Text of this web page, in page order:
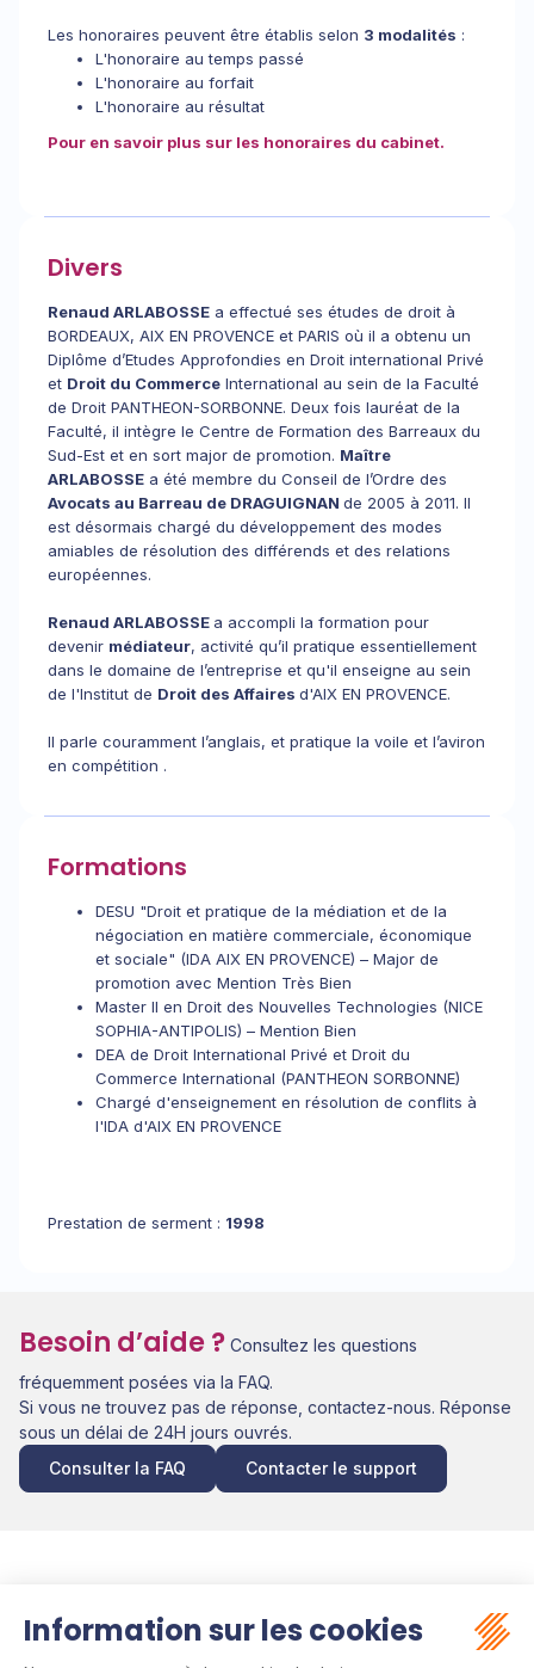
Les honoraires peuvent être établis selon 3 modalités :
L'honoraire au temps passé
L'honoraire au forfait
L'honoraire au résultat
Pour en savoir plus sur les honoraires du cabinet.
Divers
Renaud ARLABOSSE a effectué ses études de droit à
BORDEAUX, AIX EN PROVENCE et PARIS où il a obtenu un
Diplôme d’Etudes Approfondies en Droit international Privé
et Droit du Commerce International au sein de la Faculté
de Droit PANTHEON-SORBONNE. Deux fois lauréat de la
Faculté, il intègre le Centre de Formation des Barreaux du
Sud-Est et en sort major de promotion. Maître
ARLABOSSE a été membre du Conseil de l’Ordre des
Avocats au Barreau de DRAGUIGNAN de 2005 à 2011. Il
est désormais chargé du développement des modes
amiables de résolution des différends et des relations
européennes.
Renaud ARLABOSSE a accompli la formation pour
devenir médiateur, activité qu’il pratique essentiellement
dans le domaine de l’entreprise et qu'il enseigne au sein
de l'Institut de Droit des Affaires d'AIX EN PROVENCE.
Il parle couramment l’anglais, et pratique la voile et l’aviron
en compétition .
Formations
DESU "Droit et pratique de la médiation et de la
négociation en matière commerciale, économique
et sociale" (IDA AIX EN PROVENCE) – Major de
promotion avec Mention Très Bien
Master II en Droit des Nouvelles Technologies (NICE
SOPHIA-ANTIPOLIS) – Mention Bien
DEA de Droit International Privé et Droit du
Commerce International (PANTHEON SORBONNE)
Chargé d'enseignement en résolution de conflits à
l'IDA d'AIX EN PROVENCE
Prestation de serment : 1998
Besoin d’aide ? Consultez les questions
fréquemment posées via la FAQ.
Si vous ne trouvez pas de réponse, contactez-nous. Réponse
sous un délai de 24H jours ouvrés.
Consulter la FAQ
Contacter le support